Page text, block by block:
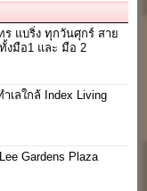
แบริ่ง ทุกวันศุกร์ สาย
งมือ1 และ มือ 2
เลใกล้ Index Living
Gardens Plaza